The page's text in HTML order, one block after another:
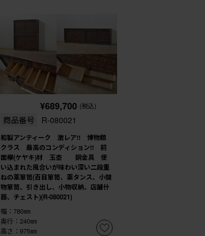
¥689,700 (税込)
商品番号 R-080021
和製アンティーク 激レア!! 博物館
クラス 最高のコンディション!! 前
面欅(ケヤキ)材 玉杢 銅金具 使
い込まれた風合いが味わい深い二段重
ねの薬箪笥(百目箪笥、薬タンス、小間
物箪笥、引き出し、小物収納、店舗什
器、チェスト)(R-080021)
幅：780㎜
奥行：240㎜
高さ：975㎜